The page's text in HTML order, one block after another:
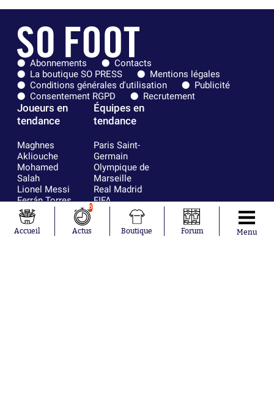
Abonnements
Contacts
La boutique SO PRESS
Mentions légales
Conditions générales d'utilisation
Publicité
Consentement RGPD
Recrutement
Joueurs en
tendance
Maghnes
Akliouche
Mohamed
Salah
Lionel Messi
Ferrán Torres
Kilian Corredor
Franco
Mastantuono
Équipes en
tendance
Paris Saint-
Germain
Olympique de
Marseille
Real Madrid
FIFA
Olympique
AS Monaco
Accueil
6
Actus Boutique Forum Menu